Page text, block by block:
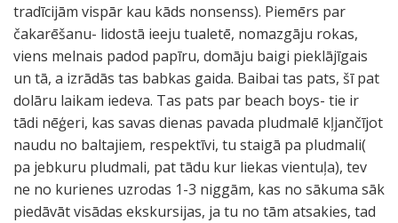
tradīcijām vispār kau kāds nonsenss). Piemērs par
čakarēšanu- lidostā ieeju tualetē, nomazgāju rokas,
viens melnais padod papīru, domāju baigi pieklājīgais
un tā, a izrādās tas babkas gaida. Baibai tas pats, šī pat
dolāru laikam iedeva. Tas pats par beach boys- tie ir
tādi nēģeri, kas savas dienas pavada pludmalē kļjančījot
naudu no baltajiem, respektīvi, tu staigā pa pludmali(
pa jebkuru pludmali, pat tādu kur liekas vientuļa), tev
ne no kurienes uzrodas 1-3 niggām, kas no sākuma sāk
piedāvāt visādas ekskursijas, ja tu no tām atsakies, tad